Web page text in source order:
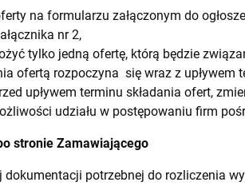
na formularzu załączonym do
nr 2,
tylko jedną ofertę, którą będzie
ofertą rozpoczyna się wraz z upływem
upływem terminu składania ofert,
udziału w postępowaniu firm
stronie Zamawiającego
dokumentacji potrzebnej do rozliczenia